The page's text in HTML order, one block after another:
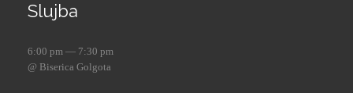
Slujba
6:00 pm — 7:30 pm
@ Biserica Golgota